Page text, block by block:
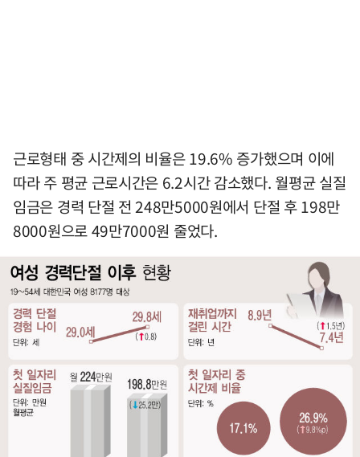
근로형태 중 시간제의 비율은 19.6% 증가했으며 이에
따라 주 평균 근로시간은 6.2시간 감소했다. 월평균 실질
임금은 경력 단절 전 248만5000원에서 단절 후 198만
8000원으로 49만7000원 줄었다.